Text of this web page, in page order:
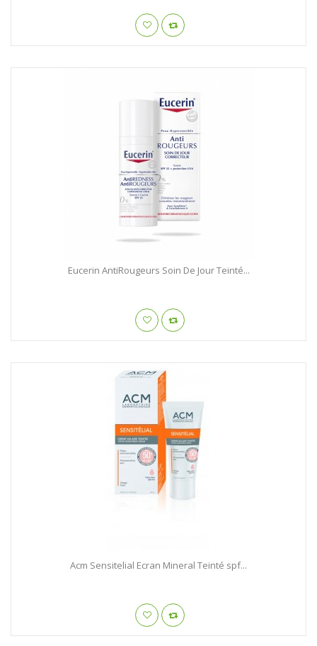
Eucerin AntiRougeurs Soin De Jour Teinté...
Acm Sensitelial Ecran Mineral Teinté spf...